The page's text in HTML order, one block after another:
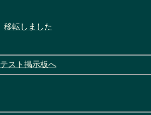
移転しました
テスト掲示板へ